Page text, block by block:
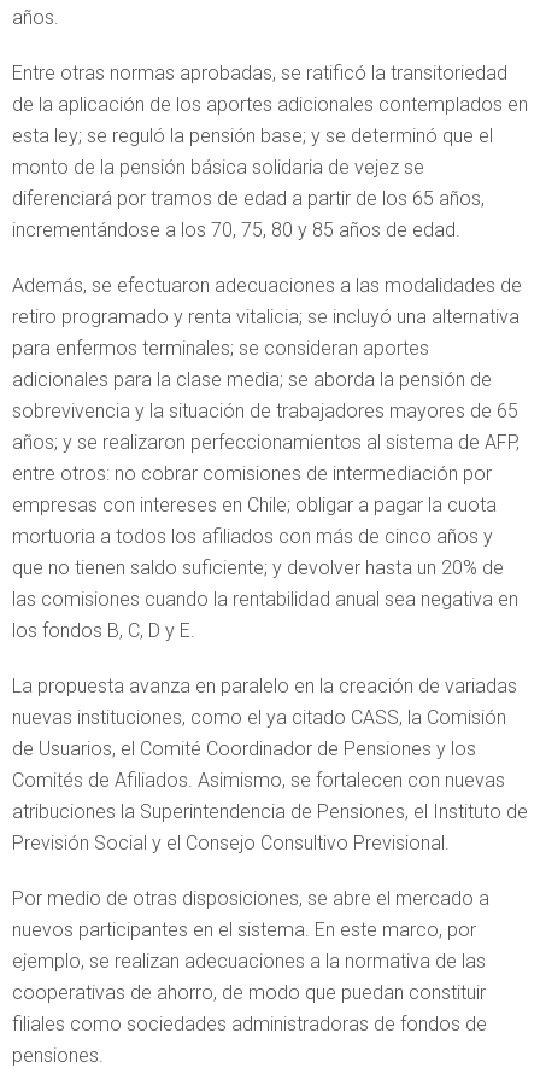
años.
Entre otras normas aprobadas, se ratificó la transitoriedad
de la aplicación de los aportes adicionales contemplados en
esta ley; se reguló la pensión base; y se determinó que el
monto de la pensión básica solidaria de vejez se
diferenciará por tramos de edad a partir de los 65 años,
incrementándose a los 70, 75, 80 y 85 años de edad.
Además, se efectuaron adecuaciones a las modalidades de
retiro programado y renta vitalicia; se incluyó una alternativa
para enfermos terminales; se consideran aportes
adicionales para la clase media; se aborda la pensión de
sobrevivencia y la situación de trabajadores mayores de 65
años; y se realizaron perfeccionamientos al sistema de AFP,
entre otros: no cobrar comisiones de intermediación por
empresas con intereses en Chile; obligar a pagar la cuota
mortuoria a todos los afiliados con más de cinco años y
que no tienen saldo suficiente; y devolver hasta un 20% de
las comisiones cuando la rentabilidad anual sea negativa en
los fondos B, C, D y E.
La propuesta avanza en paralelo en la creación de variadas
nuevas instituciones, como el ya citado CASS, la Comisión
de Usuarios, el Comité Coordinador de Pensiones y los
Comités de Afiliados. Asimismo, se fortalecen con nuevas
atribuciones la Superintendencia de Pensiones, el Instituto de
Previsión Social y el Consejo Consultivo Previsional.
Por medio de otras disposiciones, se abre el mercado a
nuevos participantes en el sistema. En este marco, por
ejemplo, se realizan adecuaciones a la normativa de las
cooperativas de ahorro, de modo que puedan constituir
filiales como sociedades administradoras de fondos de
pensiones.